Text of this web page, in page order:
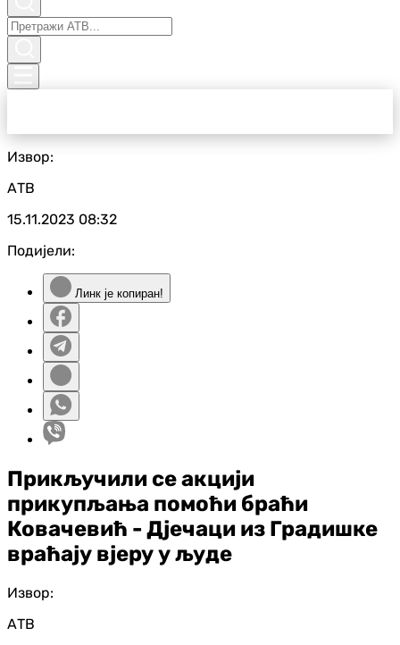
Извор:
АТВ
15.11.2023 08:32
Подијели:
Линк је копиран!
Прикључили се акцији
прикупљања помоћи браћи
Ковачевић - Дјечаци из Градишке
враћају вјеру у људе
Извор:
АТВ